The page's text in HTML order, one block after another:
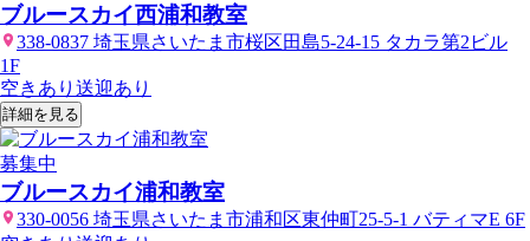
ブルースカイ西浦和教室
338-0837 埼玉県さいたま市桜区田島5-24-15 タカラ第2ビル
1F
空きあり 送迎あり
詳細を見る
募集中
ブルースカイ浦和教室
330-0056 埼玉県さいたま市浦和区東仲町25-5-1 バティマE 6F